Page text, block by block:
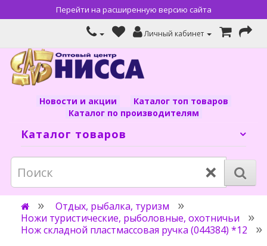
Перейти на расширенную версию сайта
Личный кабинет
Новости и акции
Каталог топ товаров
Каталог по производителям
Каталог товаров
×
Отдых, рыбалка, туризм
Ножи туристические, рыболовные, охотничьи
Нож складной пластмассовая ручка (044384) *12